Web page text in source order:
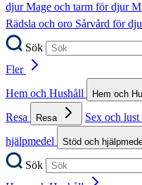
djurMage och tarm för djur
Rädsla och oro Sårvård för
Sök
Fler
Hem och Hushåll
Hem och
Resa
Resa Sex och lust
hjälpmedel
Stöd och
Sök